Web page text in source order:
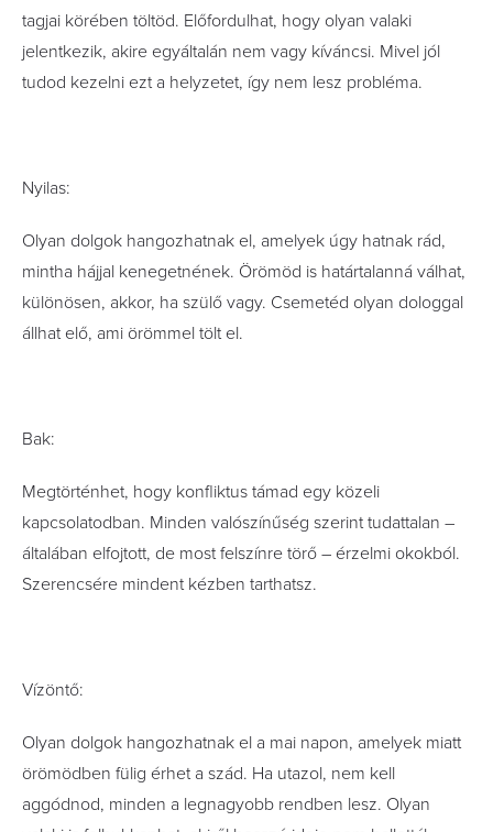
tagjai körében töltöd. Előfordulhat, hogy olyan valaki
jelentkezik, akire egyáltalán nem vagy kíváncsi. Mivel jól
tudod kezelni ezt a helyzetet, így nem lesz probléma.
Nyilas:
Olyan dolgok hangozhatnak el, amelyek úgy hatnak rád,
mintha hájjal kenegetnének. Örömöd is határtalanná válhat,
különösen, akkor, ha szülő vagy. Csemetéd olyan dologgal
állhat elő, ami örömmel tölt el.
Bak:
Megtörténhet, hogy konfliktus támad egy közeli
kapcsolatodban. Minden valószínűség szerint tudattalan –
általában elfojtott, de most felszínre törő – érzelmi okokból.
Szerencsére mindent kézben tarthatsz.
Vízöntő:
Olyan dolgok hangozhatnak el a mai napon, amelyek miatt
örömödben fülig érhet a szád. Ha utazol, nem kell
aggódnod, minden a legnagyobb rendben lesz. Olyan